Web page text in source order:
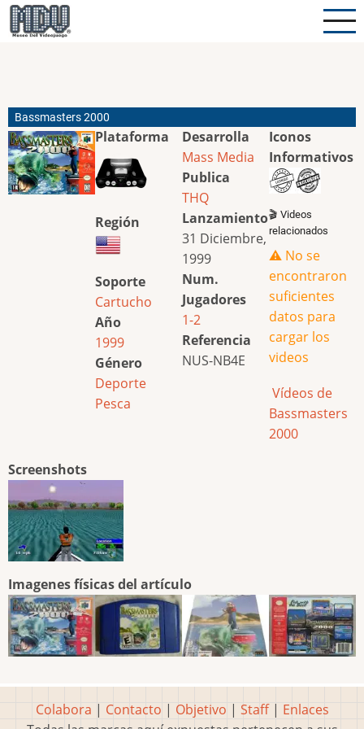
Pasar
al
Bassmasters 2000
Plataforma
Región
Soporte
Cartucho
Año
1999
Género
Deporte
Pesca
Desarrolla
Mass Media
Publica
THQ
Lanzamiento
31 Diciembre,
1999
Num.
Jugadores
1-2
Referencia
NUS-NB4E
Iconos
Informativos
🎬 Videos
relacionados
⚠️ No se
encontraron
suficientes
datos para
cargar los
videos
Vídeos de
Bassmasters
2000
Screenshots
Imagenes físicas del artículo
Colabora | Contacto | Objetivo | Staff| Enlaces